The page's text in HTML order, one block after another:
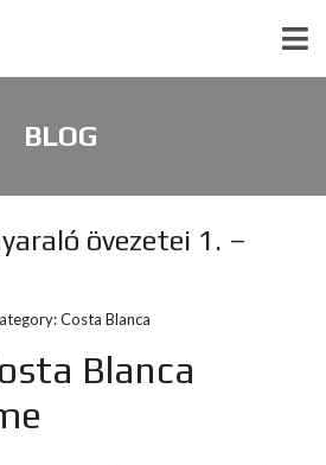
BLOG
övezetei 1. –
Costa Blanca
Blanca